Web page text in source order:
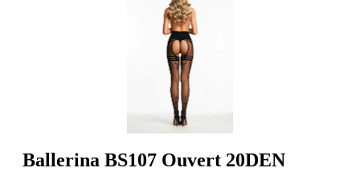
Ballerina BS107 Ouvert 20DEN